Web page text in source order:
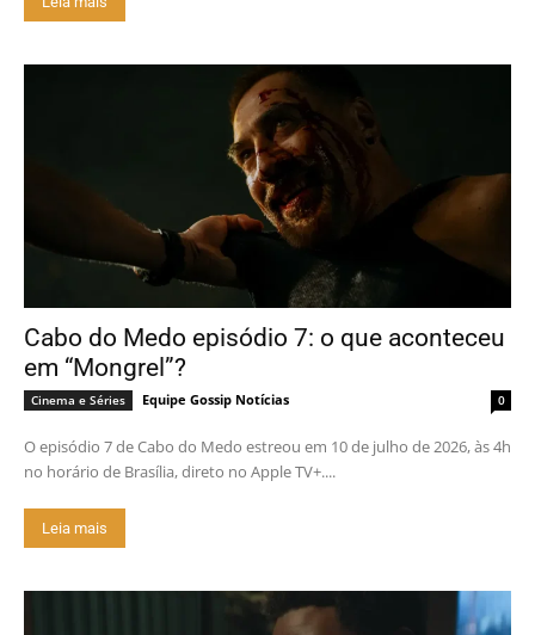
Cabo do Medo episódio 7: o que aconteceu
em “Mongrel”?
Cinema e Séries Equipe Gossip Notícias 0
O episódio 7 de Cabo do Medo estreou em 10 de julho de 2026, às 4h
no horário de Brasília, direto no Apple TV+....
Leia mais